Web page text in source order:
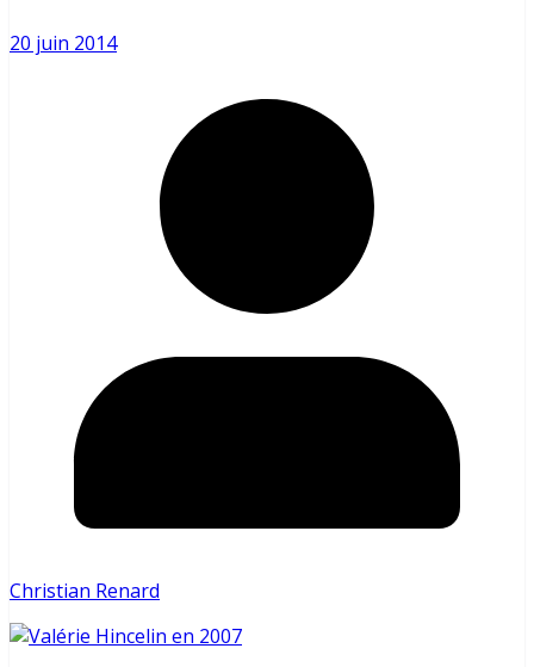
20 juin 2014
Christian Renard